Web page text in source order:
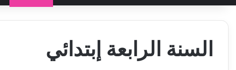
السنة الرابعة إبتدائي